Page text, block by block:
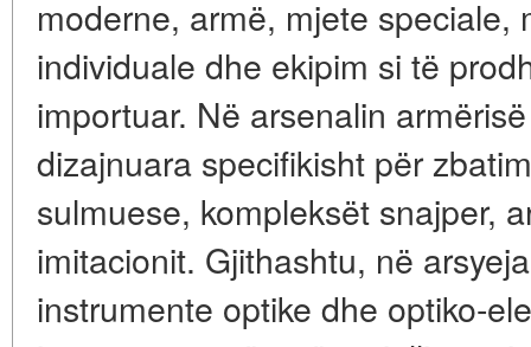
moderne, armë, mjete speciale,
individuale dhe ekipim si të
importuar. Në arsenalin
dizajnuara specifikisht për
sulmuese, kompleksët snajper,
imitacionit. Gjithashtu, në
instrumente optike dhe optiko-